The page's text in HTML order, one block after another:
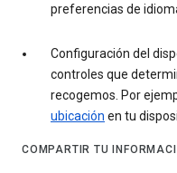
preferencias de
Configuración del
controles que
recogemos. Por
ubicación en tu
COMPARTIR TU